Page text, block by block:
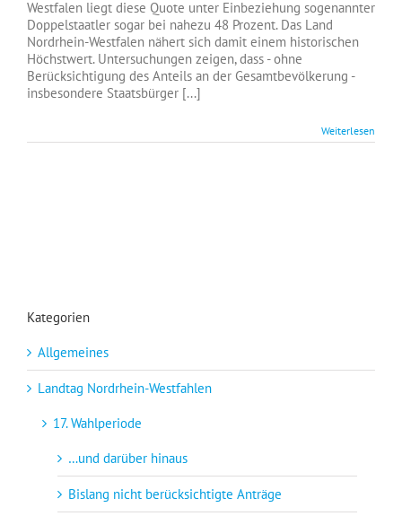
Westfalen liegt diese Quote unter Einbeziehung sogenannter
Doppelstaatler sogar bei nahezu 48 Prozent. Das Land
Nordrhein-Westfalen nähert sich damit einem historischen
Höchstwert. Untersuchungen zeigen, dass - ohne
Berücksichtigung des Anteils an der Gesamtbevölkerung -
insbesondere Staatsbürger [...]
Weiterlesen
Kategorien
Allgemeines
Landtag Nordrhein-Westfahlen
17. Wahlperiode
…und darüber hinaus
Bislang nicht berücksichtigte Anträge